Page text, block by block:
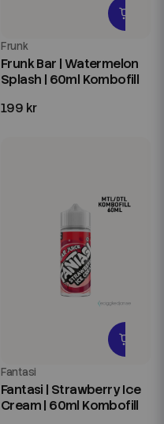
Frunk
Frunk Bar | Watermelon
Splash | 60ml Kombofill
199 kr
Fantasi
Fantasi | Strawberry Ice
Cream | 60ml Kombofill